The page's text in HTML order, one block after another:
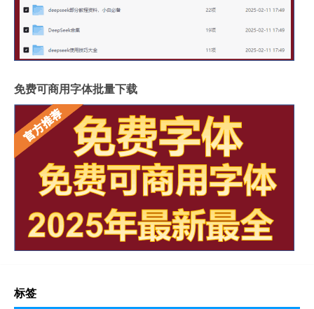
免费可商用字体批量下载
标签